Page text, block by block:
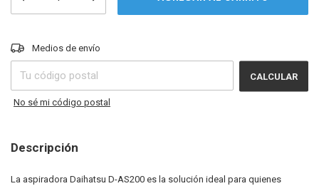
Entregas para el CP:
Medios de envío
CALCULAR
No sé mi código postal
Descripción
La aspiradora Daihatsu D-AS200 es la solución ideal para quienes